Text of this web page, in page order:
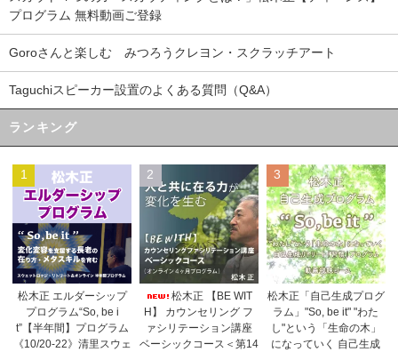
プログラム 無料動画ご登録
Goroさんと楽しむ みつろうクレヨン・スクラッチアート
Taguchiスピーカー設置のよくある質問（Q&A）
ランキング
1
松木正 エルダーシップ
プログラム“So, be i
t”【半年間】プログラム
《10/20-22》清里スウェ
2
松木正 【BE WIT
H】 カウンセリング フ
ァシリテーション講座
ベーシックコース＜第14
3
松木正「自己生成プログ
ラム」"So, be it" "わた
し"という「生命の木」
になっていく 自己生成